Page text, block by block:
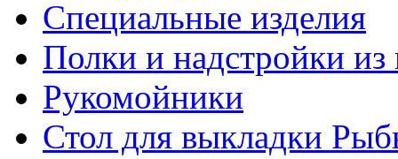
Специальные изделия
Полки и надстройки из
Рукомойники
Стол для выкладки